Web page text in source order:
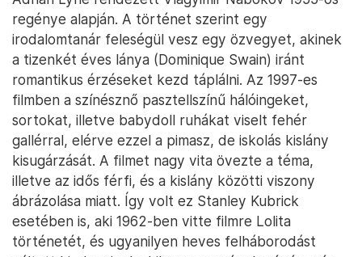
regénye alapján. A történet szerint egy
irodalomtanár feleségül vesz egy özvegyet, akinek
a tizenkét éves lánya (Dominique Swain) iránt
romantikus érzéseket kezd táplálni. Az 1997-es
filmben a színésznő pasztellszínű hálóingeket,
sortokat, illetve babydoll ruhákat viselt fehér
gallérral, elérve ezzel a pimasz, de iskolás kislány
kisugárzását. A filmet nagy vita övezte a téma,
illetve az idős férfi, és a kislány közötti viszony
ábrázolása miatt. Így volt ez Stanley Kubrick
esetében is, aki 1962-ben vitte filmre Lolita
történetét, és ugyanilyen heves felháborodást